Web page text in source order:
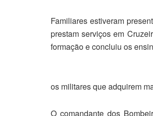
Familiares estiveram
prestam serviços em
formação e concluiu os
os militares que adquirem
O comandante dos